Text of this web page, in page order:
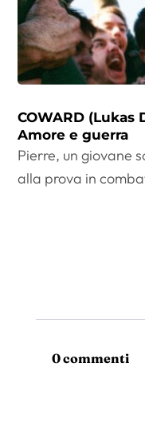
COWARD (Lukas
Amore e guerra
Pierre, un giovane
alla prova in
0 commenti